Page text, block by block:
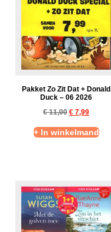
Pakket Zo Zit Dat + Donald
Duck – 06 2026
€11,00 € 7,99
+ In winkelmand